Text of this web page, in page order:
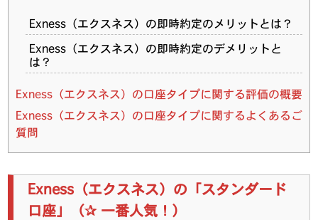
Exness（エクスネス）の即時約定のメリットとは？
Exness（エクスネス）の即時約定のデメリットと
は？
Exness（エクスネス）の口座タイプに関する評価の概要
Exness（エクスネス）の口座タイプに関するよくあるご
質問
Exness（エクスネス）の「スタンダード
口座」（✰ 一番人気！）